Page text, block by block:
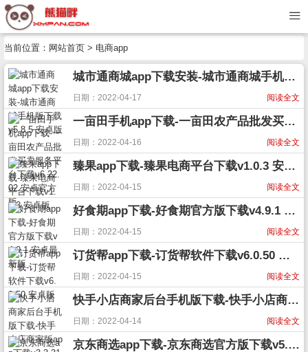
当前位置： 网站首页 > 电商app
城市通商城app下载安装-城市通商城手机版下载v5.8.5 安卓版
阅读全文
日期：2022-04-17
一亩田手机app下载-一亩田农产品批发买卖服务平台下载v6.22.02 安卓官方版
阅读全文
日期：2022-04-16
臻果app下载-臻果电商平台下载v1.0.3 安卓版
阅读全文
日期：2022-04-15
好食期app下载-好食期官方版下载v4.9.1 安卓最新版
阅读全文
日期：2022-04-15
订货帮app下载-订货帮软件下载v6.0.50 安卓版
阅读全文
日期：2022-04-15
快手小店商家后台手机版下载-快手小店商家版app下载v3.3.31.90 安卓官方版
阅读全文
日期：2022-04-14
京东商选app下载-京东商选官方版下载v5.1.0 安卓版